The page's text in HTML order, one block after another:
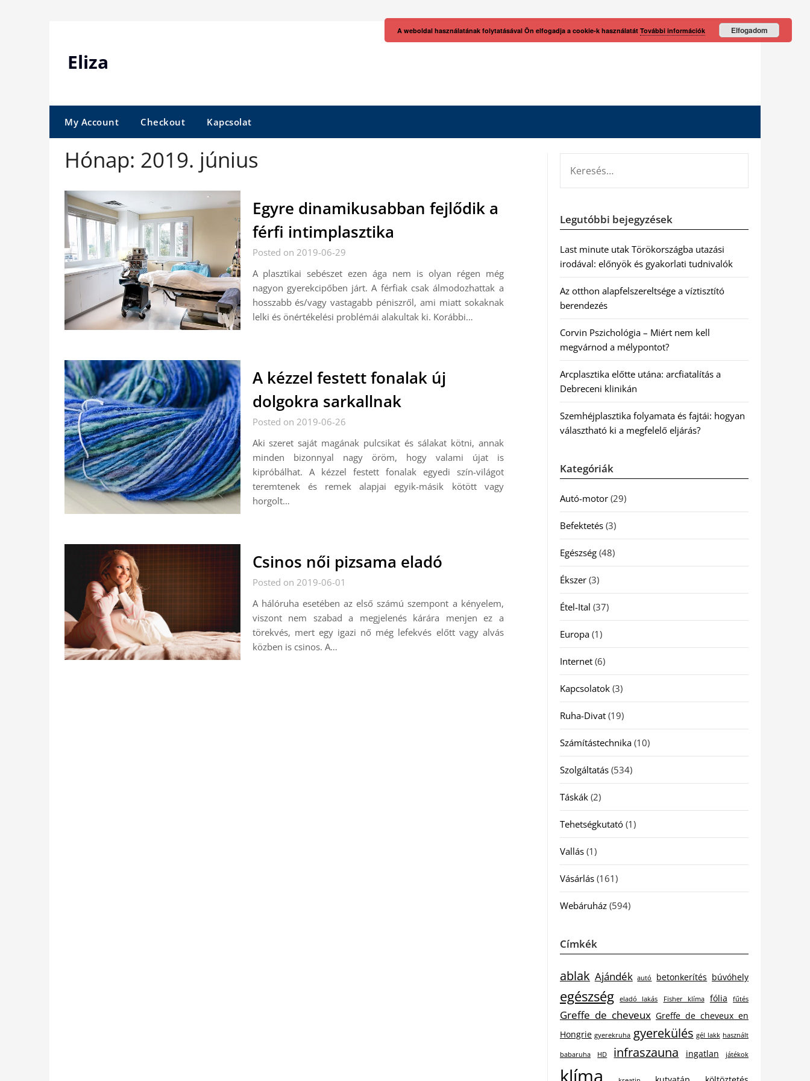
Eliza
My Account Checkout Kapcsolat
Hónap: 2019. június
Egyre dinamikusabban fejlődik a
férfi intimplasztika
Posted on 2019-06-29
A plasztikai sebészet ezen ága nem is olyan régen még
nagyon gyerekcipőben járt. A férfiak csak álmodozhattak a
hosszabb és/vagy vastagabb péniszről, ami miatt sokaknak
lelki és önértékelési problémái alakultak ki. Korábbi…
A kézzel festett fonalak új
dolgokra sarkallnak
Posted on 2019-06-26
Aki szeret saját magának pulcsikat és sálakat kötni, annak
minden bizonnyal nagy öröm, hogy valami újat is
kipróbálhat. A kézzel festett fonalak egyedi szín-világot
teremtenek és remek alapjai egyik-másik kötött vagy
horgolt…
Csinos női pizsama eladó
Posted on 2019-06-01
A hálóruha esetében az első számú szempont a kényelem,
viszont nem szabad a megjelenés kárára menjen ez a
törekvés, mert egy igazi nő még lefekvés előtt vagy alvás
közben is csinos. A…
Legutóbbi bejegyzések
Last minute utak Törökországba utazási
irodával: előnyök és gyakorlati tudnivalók
Az otthon alapfelszereltsége a víztisztító
berendezés
Corvin Pszichológia – Miért nem kell
megvárnod a mélypontot?
Arcplasztika előtte utána: arcfiatalítás a
Debreceni klinikán
Szemhéjplasztika folyamata és fajtái: hogyan
választható ki a megfelelő eljárás?
Kategóriák
Autó-motor(29)
Befektetés(3)
Egészség(48)
Ékszer(3)
Étel-Ital (37)
Europa(1)
Internet(6)
Kapcsolatok(3)
Ruha-Divat(19)
Számítástechnika(10)
Szolgáltatás(534)
Táskák(2)
Tehetségkutató(1)
Vallás(1)
Vásárlás(161)
Webáruház(594)
Címkék
ablak Ajándék autó betonkerítés búvóhely
egészség eladó lakás Fisher klíma fólia fűtés
Greffe de cheveux Greffe de cheveux en
Hongrie gyerekruha gyerekülés gél lakk használt
babaruha HD infraszauna ingatlan játékok
klíma
A weboldal használatának folytatásával Ön elfogadja a cookie-k használatát További információk Elfogadom